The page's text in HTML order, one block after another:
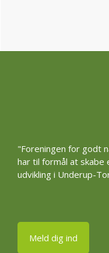
"Foreningen for godt
har til formål at
udvikling i Underup-
Meld dig ind